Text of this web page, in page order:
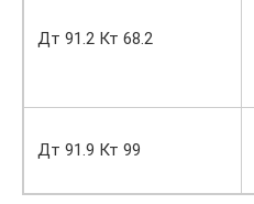
Дт 91.2 Кт 68.2
Дт 91.9 Кт 99